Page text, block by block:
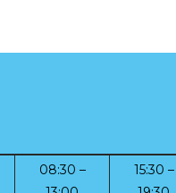
08:30 –
15:30 –